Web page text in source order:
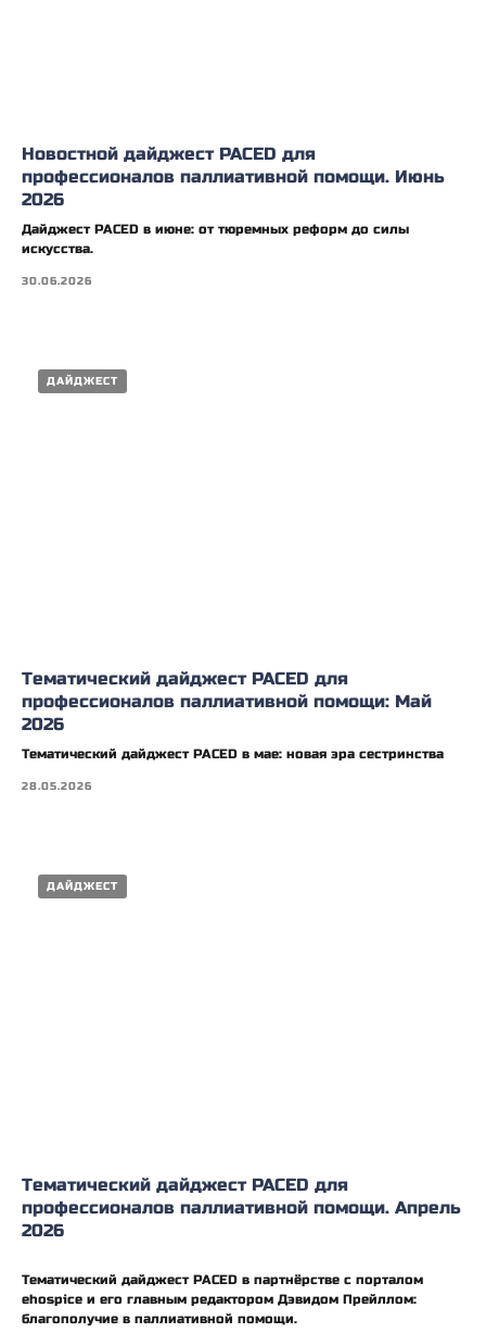
Новостной дайджест PACED для
профессионалов паллиативной помощи. Июнь
2026
Дайджест PACED в июне: от тюремных реформ до силы
искусства.
30.06.2026
ДАЙДЖЕСТ
Тематический дайджест PACED для
профессионалов паллиативной помощи: Май
2026
Тематический дайджест PACED в мае: новая эра сестринства
28.05.2026
ДАЙДЖЕСТ
Тематический дайджест PACED для
профессионалов паллиативной помощи. Апрель
2026
Тематический дайджест PACED в партнёрстве с порталом
ehospice и его главным редактором Дэвидом Прейллом:
благополучие в паллиативной помощи.